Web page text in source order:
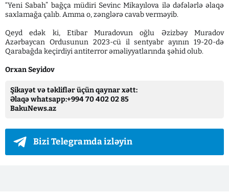
“Yeni Sabah” bağça müdiri Sevinc Mikayılova ilə dəfələrlə əlaqə
saxlamağa çalıb. Amma o, zənglərə cavab verməyib.
Qeyd edək ki, Etibar Muradovun oğlu Əzizbəy Muradov
Azərbaycan Ordusunun 2023-cü il sentyabr ayının 19-20-də
Qarabağda keçirdiyi antiterror əməliyyatlarında şəhid olub.
Orxan Seyidov
Şikayət və təkliflər üçün qaynar xətt:
Əlaqə whatsapp:+994 70 402 02 85
BakuNews.az
Bizi Telegramda izləyin